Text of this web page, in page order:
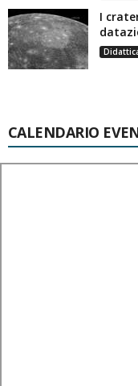
I
CALENDARIO